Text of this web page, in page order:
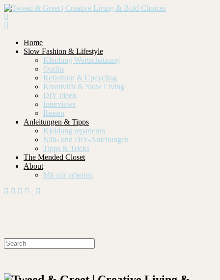
Home
Slow Fashion & Lifestyle
Kleidung Wertschätzung
Outfits
Refashion & Upcycling
Kreativität & Slow Living
DIY Ideen
Interviews
Reisen
Anleitungen & Tipps
Kleidung reparieren
Näh- und DIY-Anleitungen
Tipps & Tricks
The Mended Closet
About
Mit mir arbeiten